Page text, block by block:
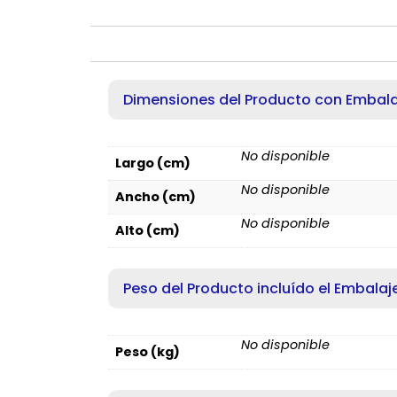
Dimensiones del Producto con
Largo (cm) No disponible
Ancho (cm) No disponible
Alto (cm) No disponible
Peso del Producto incluído el
Peso (kg) No disponible